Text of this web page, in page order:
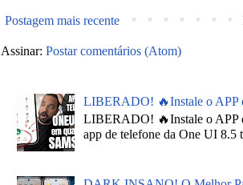
Postagem mais recente
Assinar: Postar comentários (Atom)
LIBERADO! 🔥Instale o APP
LIBERADO! 🔥Instale o APP
app de telefone da One UI 8.5